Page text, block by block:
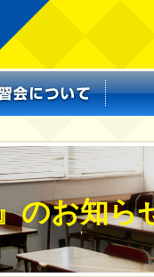
のお知ら